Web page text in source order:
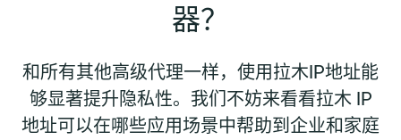
器？
和所有其他高级代理一样，使用拉木IP地址能
够显著提升隐私性。我们不妨来看看拉木 IP
地址可以在哪些应用场景中帮助到企业和家庭